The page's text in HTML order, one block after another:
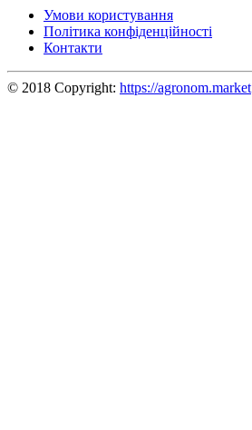
Умови користування
Політика конфіденційності
Контакти
© 2018 Copyright: https://agronom.market